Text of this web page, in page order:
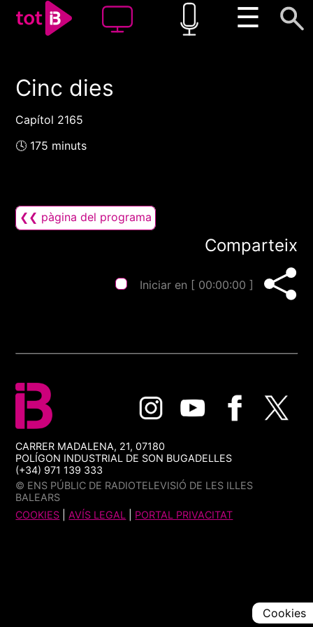
☰
00:00 00:00
Cinc dies
Capítol 2165
🕓 175 minuts
❮❮ pàgina del programa
Comparteix
Iniciar en [ 00:00:00 ]
CARRER MADALENA, 21, 07180
POLÍGON INDUSTRIAL DE SON BUGADELLES
(+34) 971 139 333
© ENS PÚBLIC DE RADIOTELEVISIÓ DE LES ILLES
BALEARS
COOKIES |AVÍS LEGAL PORTAL PRIVACITAT
Cookies